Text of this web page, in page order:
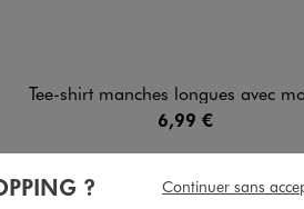
Tee-shirt manches longues avec motif collège bébé
6,99 €
? Continuer sans